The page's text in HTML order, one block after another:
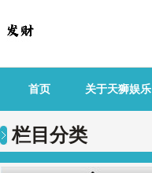
首页 关于天狮娱乐
栏目分类